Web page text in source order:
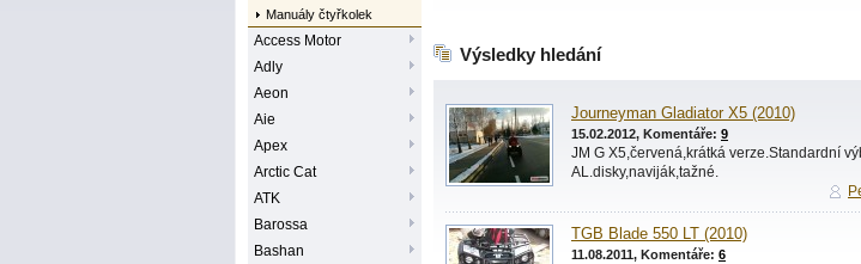
Manuály čtyřkolek
Access Motor
Adly
Aeon
Aie
Apex
Arctic Cat
ATK
Barossa
Bashan
Výsledky hledání
Journeyman Gladiator X5 (2010)
15.02.2012, Komentáře: 9
JM G X5,červená,krátká verze.Standardní
AL.disky,naviják,tažné.
TGB Blade 550 LT (2010)
11.08.2011, Komentáře: 6